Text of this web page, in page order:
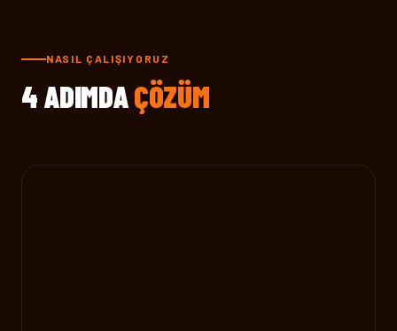
NASIL ÇALIŞIYORUZ
4 ADIMDAÇÖZÜM